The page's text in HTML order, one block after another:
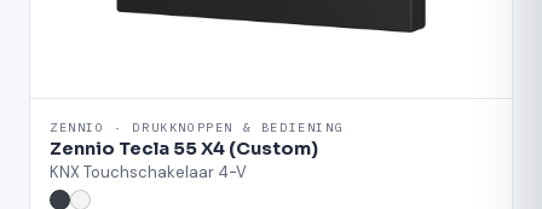
ZENNIO · DRUKKNOPPEN & BEDIENING
Zennio Tecla 55 X4 (Custom)
KNX Touchschakelaar 4-V